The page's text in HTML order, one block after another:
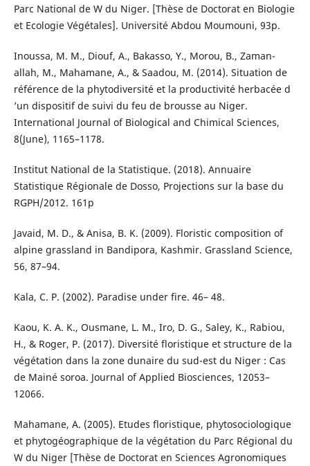
Parc National de W du Niger. [Thèse de Doctorat en Biologie
et Ecologie Végétales]. Université Abdou Moumouni, 93p.
Inoussa, M. M., Diouf, A., Bakasso, Y., Morou, B., Zaman-
allah, M., Mahamane, A., & Saadou, M. (2014). Situation de
référence de la phytodiversité et la productivité herbacée d
’un dispositif de suivi du feu de brousse au Niger.
International Journal of Biological and Chimical Sciences,
8(June), 1165–1178.
Institut National de la Statistique. (2018). Annuaire
Statistique Régionale de Dosso, Projections sur la base du
RGPH/2012. 161p
Javaid, M. D., & Anisa, B. K. (2009). Floristic composition of
alpine grassland in Bandipora, Kashmir. Grassland Science,
56, 87–94.
Kala, C. P. (2002). Paradise under fire. 46– 48.
Kaou, K. A. K., Ousmane, L. M., Iro, D. G., Saley, K., Rabiou,
H., & Roger, P. (2017). Diversité floristique et structure de la
végétation dans la zone dunaire du sud-est du Niger : Cas
de Mainé soroa. Journal of Applied Biosciences, 12053–
12066.
Mahamane, A. (2005). Etudes floristique, phytosociologique
et phytogéographique de la végétation du Parc Régional du
W du Niger [Thèse de Doctorat en Sciences Agronomiques